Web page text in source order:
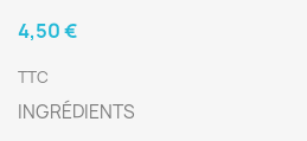
4,50 €
TTC
INGRÉDIENTS